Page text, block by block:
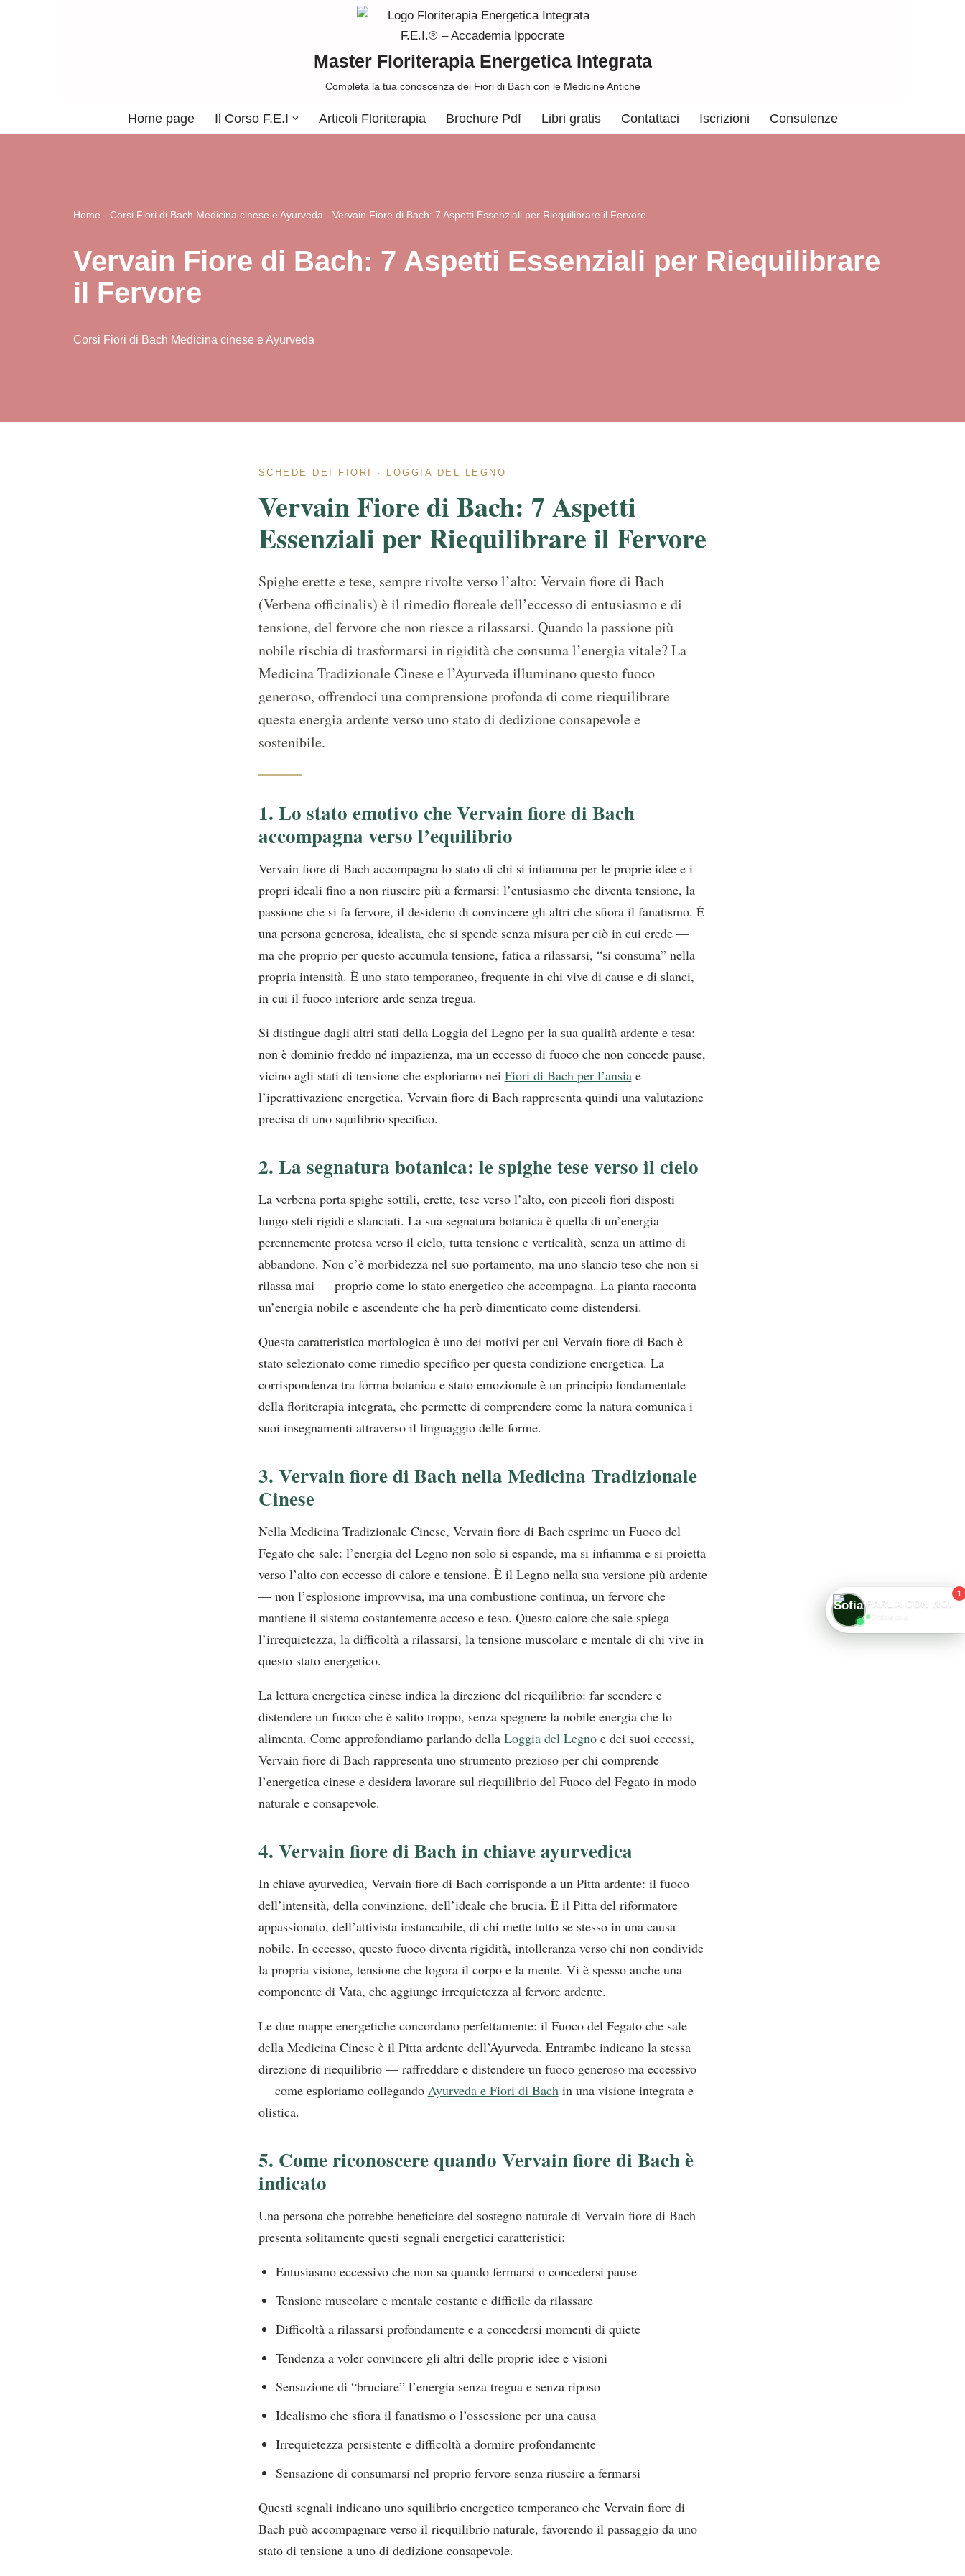
Master Floriterapia Energetica Integrata
Completa la tua conoscenza dei Fiori di Bach con le Medicine Antiche
Home page Il Corso F.E.I Articoli Floriterapia Brochure Pdf Libri gratis Contattaci Iscrizioni Consulenze
Home - Corsi Fiori di Bach Medicina cinese e Ayurveda - Vervain Fiore di Bach: 7 Aspetti Essenziali per Riequilibrare il Fervore
Vervain Fiore di Bach: 7 Aspetti Essenziali per Riequilibrare
il Fervore
Corsi Fiori di Bach Medicina cinese e Ayurveda
SCHEDE DEI FIORI · LOGGIA DEL LEGNO
Vervain Fiore di Bach: 7 Aspetti
Essenziali per Riequilibrare il Fervore
Spighe erette e tese, sempre rivolte verso l’alto: Vervain fiore di Bach
(Verbena officinalis) è il rimedio floreale dell’eccesso di entusiasmo e di
tensione, del fervore che non riesce a rilassarsi. Quando la passione più
nobile rischia di trasformarsi in rigidità che consuma l’energia vitale? La
Medicina Tradizionale Cinese e l’Ayurveda illuminano questo fuoco
generoso, offrendoci una comprensione profonda di come riequilibrare
questa energia ardente verso uno stato di dedizione consapevole e
sostenibile.
1. Lo stato emotivo che Vervain fiore di Bach
accompagna verso l’equilibrio
Vervain fiore di Bach accompagna lo stato di chi si infiamma per le proprie idee e i
propri ideali fino a non riuscire più a fermarsi: l’entusiasmo che diventa tensione, la
passione che si fa fervore, il desiderio di convincere gli altri che sfiora il fanatismo. È
una persona generosa, idealista, che si spende senza misura per ciò in cui crede —
ma che proprio per questo accumula tensione, fatica a rilassarsi, “si consuma” nella
propria intensità. È uno stato temporaneo, frequente in chi vive di cause e di slanci,
in cui il fuoco interiore arde senza tregua.
Si distingue dagli altri stati della Loggia del Legno per la sua qualità ardente e tesa:
non è dominio freddo né impazienza, ma un eccesso di fuoco che non concede pause,
vicino agli stati di tensione che esploriamo nei Fiori di Bach per l’ansiae
l’iperattivazione energetica. Vervain fiore di Bach rappresenta quindi una valutazione
precisa di uno squilibrio specifico.
2. La segnatura botanica: le spighe tese verso il cielo
La verbena porta spighe sottili, erette, tese verso l’alto, con piccoli fiori disposti
lungo steli rigidi e slanciati. La sua segnatura botanica è quella di un’energia
perennemente protesa verso il cielo, tutta tensione e verticalità, senza un attimo di
abbandono. Non c’è morbidezza nel suo portamento, ma uno slancio teso che non si
rilassa mai — proprio come lo stato energetico che accompagna. La pianta racconta
un’energia nobile e ascendente che ha però dimenticato come distendersi.
Questa caratteristica morfologica è uno dei motivi per cui Vervain fiore di Bach è
stato selezionato come rimedio specifico per questa condizione energetica. La
corrispondenza tra forma botanica e stato emozionale è un principio fondamentale
della floriterapia integrata, che permette di comprendere come la natura comunica i
suoi insegnamenti attraverso il linguaggio delle forme.
3. Vervain fiore di Bach nella Medicina Tradizionale
Cinese
Nella Medicina Tradizionale Cinese, Vervain fiore di Bach esprime un Fuoco del
Fegato che sale: l’energia del Legno non solo si espande, ma si infiamma e si proietta
verso l’alto con eccesso di calore e tensione. È il Legno nella sua versione più ardente
— non l’esplosione improvvisa, ma una combustione continua, un fervore che
mantiene il sistema costantemente acceso e teso. Questo calore che sale spiega
l’irrequietezza, la difficoltà a rilassarsi, la tensione muscolare e mentale di chi vive in
questo stato energetico.
La lettura energetica cinese indica la direzione del riequilibrio: far scendere e
distendere un fuoco che è salito troppo, senza spegnere la nobile energia che lo
alimenta. Come approfondiamo parlando della Loggia del Legnoe dei suoi eccessi,
Vervain fiore di Bach rappresenta uno strumento prezioso per chi comprende
l’energetica cinese e desidera lavorare sul riequilibrio del Fuoco del Fegato in modo
naturale e consapevole.
4. Vervain fiore di Bach in chiave ayurvedica
In chiave ayurvedica, Vervain fiore di Bach corrisponde a un Pitta ardente: il fuoco
dell’intensità, della convinzione, dell’ideale che brucia. È il Pitta del riformatore
appassionato, dell’attivista instancabile, di chi mette tutto se stesso in una causa
nobile. In eccesso, questo fuoco diventa rigidità, intolleranza verso chi non condivide
la propria visione, tensione che logora il corpo e la mente. Vi è spesso anche una
componente di Vata, che aggiunge irrequietezza al fervore ardente.
Le due mappe energetiche concordano perfettamente: il Fuoco del Fegato che sale
della Medicina Cinese è il Pitta ardente dell’Ayurveda. Entrambe indicano la stessa
direzione di riequilibrio — raffreddare e distendere un fuoco generoso ma eccessivo
— come esploriamo collegando Ayurveda e Fiori di Bachin una visione integrata e
olistica.
5. Come riconoscere quando Vervain fiore di Bach è
indicato
Una persona che potrebbe beneficiare del sostegno naturale di Vervain fiore di Bach
presenta solitamente questi segnali energetici caratteristici:
Entusiasmo eccessivo che non sa quando fermarsi o concedersi pause
Tensione muscolare e mentale costante e difficile da rilassare
Difficoltà a rilassarsi profondamente e a concedersi momenti di quiete
Tendenza a voler convincere gli altri delle proprie idee e visioni
Sensazione di “bruciare” l’energia senza tregua e senza riposo
Idealismo che sfiora il fanatismo o l’ossessione per una causa
Irrequietezza persistente e difficoltà a dormire profondamente
Sensazione di consumarsi nel proprio fervore senza riuscire a fermarsi
Questi segnali indicano uno squilibrio energetico temporaneo che Vervain fiore di
Bach può accompagnare verso il riequilibrio naturale, favorendo il passaggio da uno
stato di tensione a uno di dedizione consapevole.
PARLA CON NOI
Online ora
1